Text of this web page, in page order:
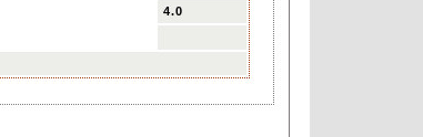
4.0